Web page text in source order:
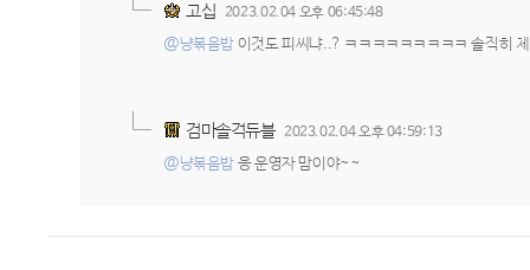
고십 2023.02.04 오후 06:45:48
@냥볶음밥 이것도 피씨냐..? ㅋㅋㅋㅋㅋㅋㅋㅋㅋ 솔직히
검마솔격듀블 2023.02.04 오후 04:59:13
@냥볶음밥 응 운영자 맘이야~~